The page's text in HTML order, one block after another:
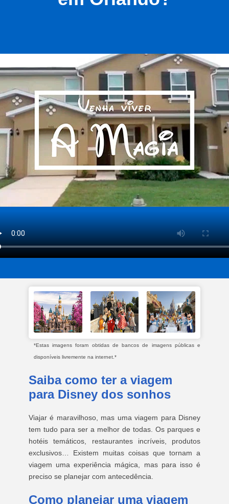
*Estas imagens foram obtidas de bancos de imagens públicas e
disponíveis livremente na internet.*
Saiba como ter a viagem
para Disney dos sonhos
Viajar é maravilhoso, mas uma viagem para Disney
tem tudo para ser a melhor de todas. Os parques e
hotéis temáticos, restaurantes incríveis, produtos
exclusivos… Existem muitas coisas que tornam a
viagem uma experiência mágica, mas para isso é
preciso se planejar com antecedência.
Como planejar uma viagem